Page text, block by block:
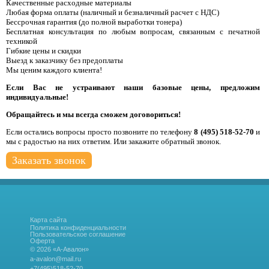
Качественные расходные материалы
Любая форма оплаты (наличный и безналичный расчет с НДС)
Бессрочная гарантия (до полной выработки тонера)
Бесплатная консультация по любым вопросам, связанным с печатной
техникой
Гибкие цены и скидки
Выезд к заказчику без предоплаты
Мы ценим каждого клиента!
Если Вас не устраивают наши базовые цены, предложим
индивидуальные!
Обращайтесь и мы всегда сможем договориться!
Если остались вопросы просто позвоните по телефону8 (495) 518-52-70 и
мы с радостью на них ответим. Или закажите обратный звонок.
Заказать звонок
Карта сайта
Политика конфиденциальности
Пользовательское соглашение
Оферта
© 2026 «А-Авалон»
a-avalon@mail.ru